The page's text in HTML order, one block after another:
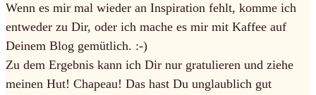
Wenn es mir mal wieder an Inspiration fehlt, komme ich
entweder zu Dir, oder ich mache es mir mit Kaffee auf
Deinem Blog gemütlich. :-)
Zu dem Ergebnis kann ich Dir nur gratulieren und ziehe
meinen Hut! Chapeau! Das hast Du unglaublich gut